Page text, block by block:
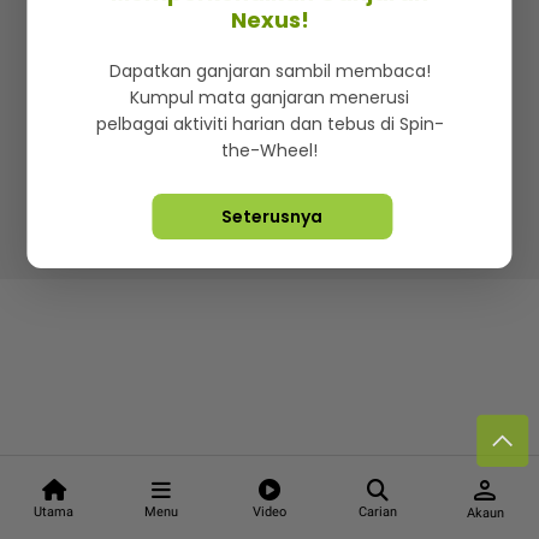
Utama Menu Video Carian
person
Akaun
Iklan di SMG360
Terma & Syarat Dasar Privasi
Lebih hot, viral dan sensasi
Hakcipta Terpelihara ©2026. Star Media Group Berhad
Nexus!
Dapatkan ganjaran sambil membaca!
Kumpul mata ganjaran menerusi
pelbagai aktiviti harian dan tebus di Spin-
the-Wheel!
Seterusnya